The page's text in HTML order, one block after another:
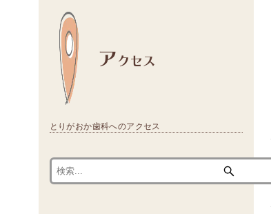
アクセス
とりがおか歯科へのアクセス